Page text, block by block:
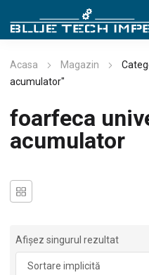
Acasa Magazin
acumulator"
foarfeca
acumulator
Afișez singurul rezultat